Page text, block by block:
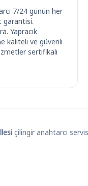
7/24 günün her
garantisi.
Yapracık
kaliteli ve güvenli
sertifikalı
çilingir anahtarcı